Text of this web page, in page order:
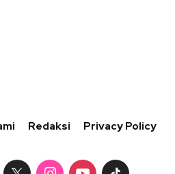
Redaksi Privacy Policy